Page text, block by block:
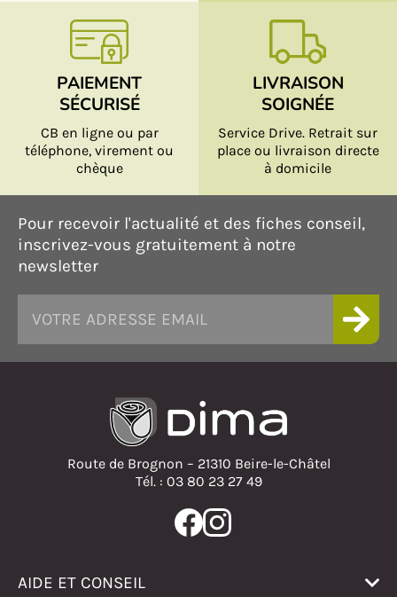
PAIEMENT
SÉCURISÉ
CB en ligne ou par
téléphone, virement ou
chèque
LIVRAISON
SOIGNÉE
Service Drive. Retrait sur
place ou livraison directe
à domicile
Pour recevoir l'actualité et des fiches conseil,
inscrivez-vous gratuitement à notre
newsletter
Route de Brognon – 21310 Beire-le-Châtel
Tél. : 03 80 23 27 49
AIDE ET CONSEIL